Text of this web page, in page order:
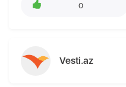
0
Vesti.az